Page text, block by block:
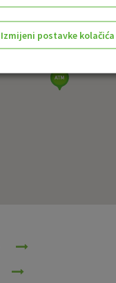
Izmijeni postavke kolačića